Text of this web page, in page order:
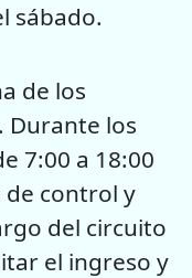
sábado.
de los
Durante los
7:00 a 18:00
control y
del circuito
el ingreso y